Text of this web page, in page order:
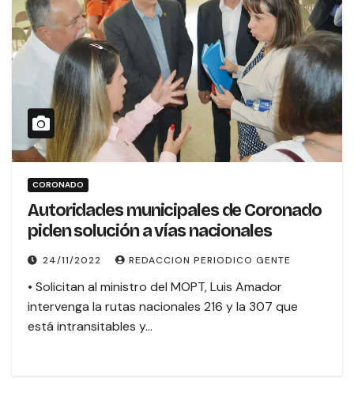
CORONADO
Autoridades municipales de Coronado
piden solución a vías nacionales
24/11/2022 REDACCION PERIODICO GENTE
• Solicitan al ministro del MOPT, Luis Amador
intervenga la rutas nacionales 216 y la 307 que
está intransitables y…